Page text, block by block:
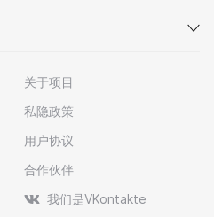
关于项目
私隐政策
用户协议
合作伙伴
我们是VKontakte